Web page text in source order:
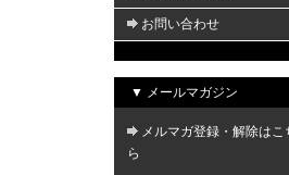
お問い合わせ
▼ メールマガジン
メルマガ登録・解除はこ
ら